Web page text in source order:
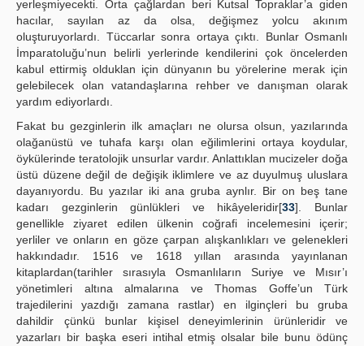
yerleşmiyecekti. Orta çağlardan beri Kutsal Topraklar’a giden
hacılar, sayılan az da olsa, değişmez yolcu akınım
oluşturuyorlardı. Tüccarlar sonra ortaya çıktı. Bunlar Osmanlı
İmparatoluğu’nun belirli yerlerinde kendilerini çok öncelerden
kabul ettirmiş olduklan için dünyanın bu yörelerine merak için
gelebilecek olan vatandaşlarına rehber ve danışman olarak
yardım ediyorlardı.
Fakat bu gezginlerin ilk amaçları ne olursa olsun, yazılarında
olağanüstü ve tuhafa karşı olan eğilimlerini ortaya koydular,
öykülerinde teratolojik unsurlar vardır. Anlattıklan mucizeler doğa
üstü düzene değil de değişik iklimlere ve az duyulmuş uluslara
dayanıyordu. Bu yazılar iki ana gruba aynlır. Bir on beş tane
kadarı gezginlerin günlükleri ve hikâyeleridir[33]. Bunlar
genellikle ziyaret edilen ülkenin coğrafi incelemesini içerir;
yerliler ve onların en göze çarpan alışkanlıkları ve gelenekleri
hakkındadır. 1516 ve 1618 yıllan arasında yayınlanan
kitaplardan(tarihler sırasıyla Osmanlıların Suriye ve Mısır’ı
yönetimleri altına almalarına ve Thomas Goffe’un Türk
trajedilerini yazdığı zamana rastlar) en ilginçleri bu gruba
dahildir çünkü bunlar kişisel deneyimlerinin ürünleridir ve
yazarları bir başka eseri intihal etmiş olsalar bile bunu ödünç